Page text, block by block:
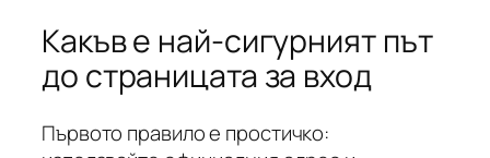
Какъв е най-сигурният път
до страницата за вход
Първото правило е простичко: